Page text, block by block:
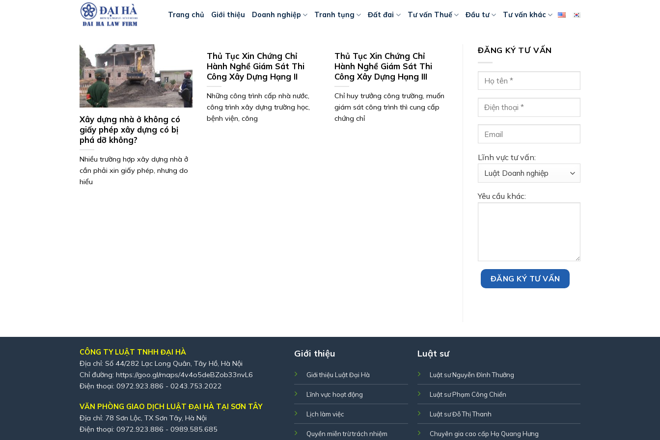
Trang chủ Giới thiệu Doanh nghiệp Tranh tụng Đất đai Tư vấn Thuế Đầu tư Tư vấn khác
Xây dựng nhà ở không có
giấy phép xây dựng có bị
phá dỡ không?
Nhiều trường hợp xây dựng nhà ở
cần phải xin giấy phép, nhưng do
hiểu
Thủ Tục Xin Chứng Chỉ
Hành Nghề Giám Sát Thi
Công Xây Dựng Hạng II
Những công trình cấp nhà nước,
công trình xây dựng trường học,
bệnh viện, công
Thủ Tục Xin Chứng Chỉ
Hành Nghề Giám Sát Thi
Công Xây Dựng Hạng III
Chỉ huy trưởng công trường, muốn
giám sát công trình thì cung cấp
chứng chỉ
ĐĂNG KÝ TƯ VẤN
Lĩnh vực tư vấn:
Yêu cầu khác:
CÔNG TY LUẬT TNHH ĐẠI HÀ
Địa chỉ: Số 44/282 Lạc Long Quân, Tây Hồ, Hà Nội
Chỉ đường: https://goo.gl/maps/4v4o5deBZob33nvL6
Điện thoại: 0972.923.886 - 0243.753.2022
VĂN PHÒNG GIAO DỊCH LUẬT ĐẠI HÀ TẠI SƠN TÂY
Địa chỉ: 78 Sơn Lộc, TX Sơn Tây, Hà Nội
Điện thoại: 0972.923.886 - 0989.585.685
Giới thiệu
Giới thiệu Luật Đại Hà
Lĩnh vực hoạt động
Lịch làm việc
Quyền miễn trừ trách nhiệm
Luật sư
Luật sư Nguyễn Đình Thưởng
Luật sư Phạm Công Chiển
Luật sư Đỗ Thị Thanh
Chuyên gia cao cấp Hạ Quang Hưng